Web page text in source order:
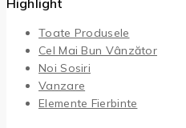
Toate Produsele
Cel Mai Bun Vânzător
Noi Sosiri
Vanzare
Elemente Fierbinte